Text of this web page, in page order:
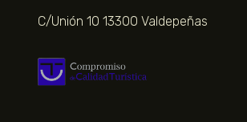
C/Unión 10 13300 Valdepeñas